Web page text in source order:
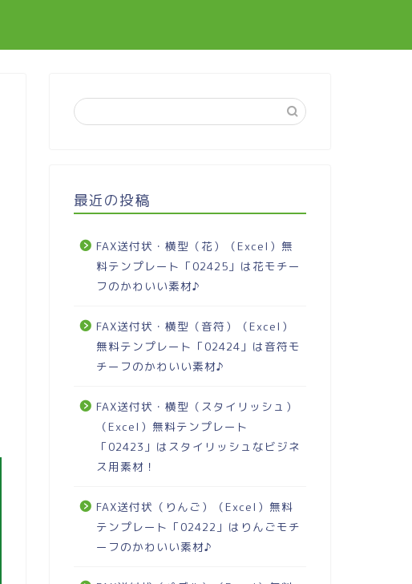
最近の投稿
FAX送付状・横型（花）（Excel）無
料テンプレート「02425」は花モチー
フのかわいい素材♪
FAX送付状・横型（音符）（Excel）
無料テンプレート「02424」は音符モ
チーフのかわいい素材♪
FAX送付状・横型（スタイリッシュ）
（Excel）無料テンプレート
「02423」はスタイリッシュなビジネ
ス用素材！
FAX送付状（りんご）（Excel）無料
テンプレート「02422」はりんごモチ
ーフのかわいい素材♪